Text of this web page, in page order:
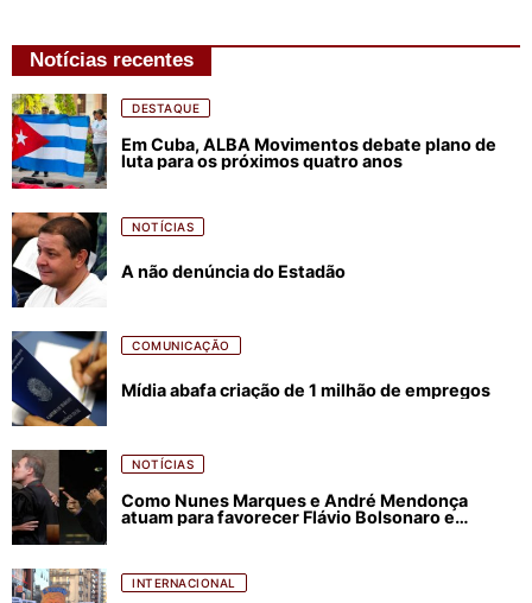
Notícias recentes
DESTAQUE
Em Cuba, ALBA Movimentos debate plano de
luta para os próximos quatro anos
NOTÍCIAS
A não denúncia do Estadão
COMUNICAÇÃO
Mídia abafa criação de 1 milhão de empregos
NOTÍCIAS
Como Nunes Marques e André Mendonça
atuam para favorecer Flávio Bolsonaro e
INTERNACIONAL